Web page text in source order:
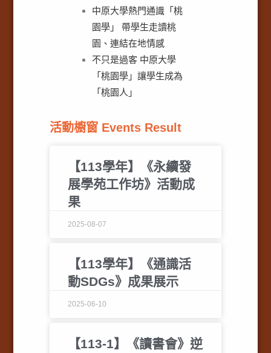
中原大學熱門通識「桃
園學」 帶學生走讀桃
園、連結在地情感
不只是過客 中原大學
「桃園學」讓學生成為
「桃園人」
活動櫥窗 Events Result
【113學年】《永續發
展學苑工作坊》活動成
果
2025-08-07
【113學年】《通識活
動SDGs》成果展示
2025-06-10
【113-1】《讀書會》逆